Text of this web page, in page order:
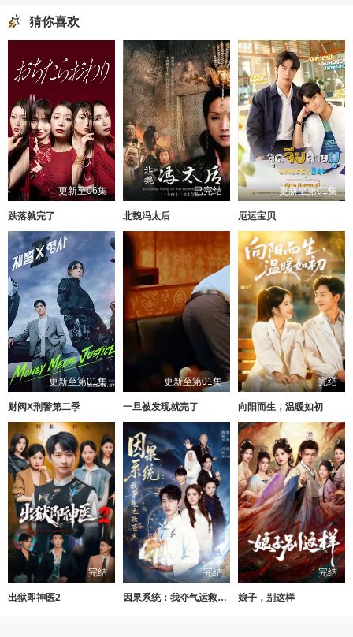
猜你喜欢
更新至06集
跌落就完了
已完结
北魏冯太后
更新至第01集
厄运宝贝
更新至第01集
财阀X刑警第二季
更新至第01集
一旦被发现就完了
完结
向阳而生，温暖如初
完结
出狱即神医2
完结
因果系统：我夺气运救苍生
完结
娘子，别这样